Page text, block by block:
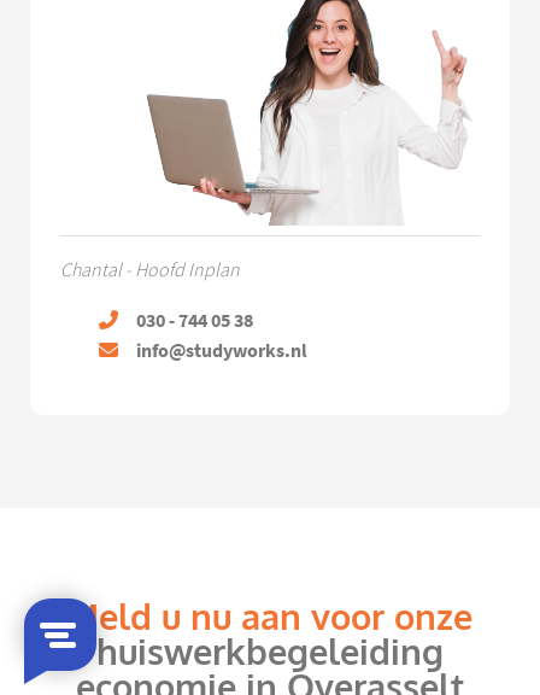
Chantal - Hoofd Inplan
030 - 744 05 38
info@studyworks.nl
Meld u nu aan voor onze
huiswerkbegeleiding